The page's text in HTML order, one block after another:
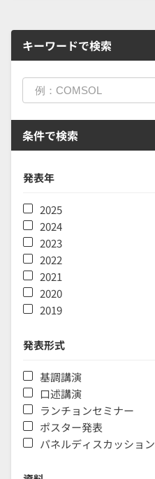
キーワードで検索
条件で検索
発表年
2025
2024
2023
2022
2021
2020
2019
発表形式
基調講演
口述講演
ランチョンセミナー
ポスター発表
パネルディスカッション